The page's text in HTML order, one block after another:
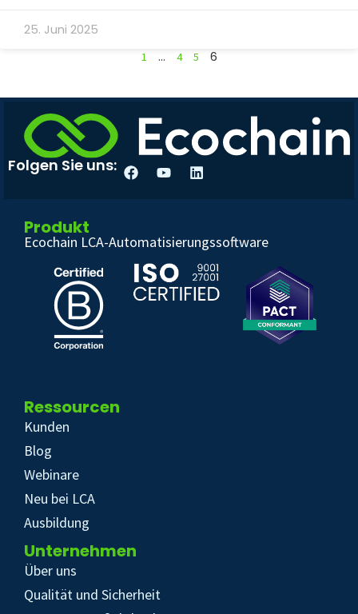
25. Juni 2025
1 … 4 5 6
Folgen Sie uns:
Produkt
Ecochain LCA-Automatisierungssoftware
Ressourcen
Kunden
Blog
Webinare
Neu bei LCA
Ausbildung
Unternehmen
Über uns
Qualität und Sicherheit